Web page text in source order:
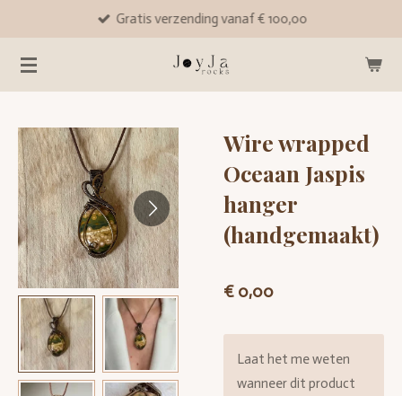
naar
de
Gratis verzending vanaf € 100,00
Wire wrapped
Oceaan Jaspis
hanger
(handgemaakt)
€ 0,00
Laat het me weten
wanneer dit product